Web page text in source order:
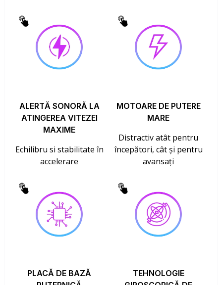
ALERTĂ SONORĂ LA
ATINGEREA VITEZEI
MAXIME
Echilibru si stabilitate în
accelerare
MOTOARE DE PUTERE
MARE
Distractiv atât pentru
începători, cât și pentru
avansați
PLACĂ DE BAZĂ
TEHNOLOGIE